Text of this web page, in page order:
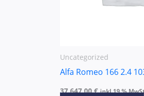
Uncategorized
Alfa Romeo 166 2.4
37.647,00€ inkl 19 %